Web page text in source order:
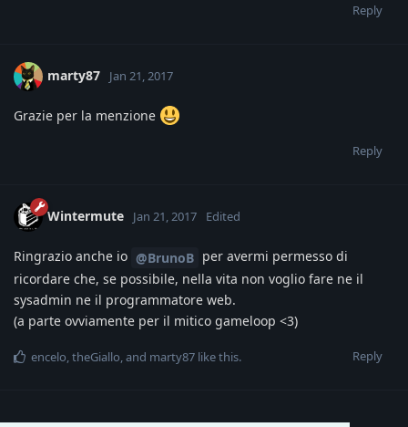
Reply
marty87 Jan 21, 2017
Grazie per la menzione
Reply
Wintermute Jan 21, 2017 Edited
Ringrazio anche io @BrunoB per avermi permesso di
ricordare che, se possibile, nella vita non voglio fare ne il
sysadmin ne il programmatore web.
(a parte ovviamente per il mitico gameloop <3)
Reply
encelo,theGiallo, and marty87 like this.